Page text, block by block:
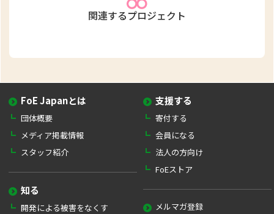
関連するプロジェクト
FoE Japanとは
団体概要
メディア掲載情報
スタッフ紹介
知る
開発による被害をなくす
支援する
寄付する
会員になる
法人の方向け
FoEストア
メルマガ登録